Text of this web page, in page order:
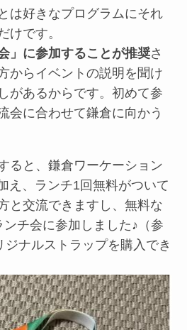
は好きなプログラムにそれ
けです。
」に参加することが推奨さ
からイベントの説明を聞け
があるからです。初めて参
会に合わせて鎌倉に向かう
ると、鎌倉ワーケーション
え、ランチ1回無料がついて
と交流できますし、無料な
チ会に参加しました♪（参
ナルストラップを購入でき